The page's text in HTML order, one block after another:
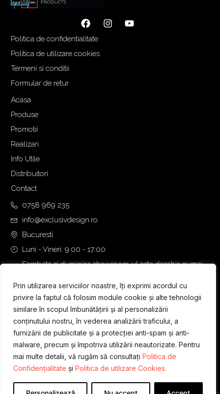
Prin utilizarea serviciilor noastre, îți exprimi acordul cu
privire la faptul că folosim module cookie și alte tehnologii
similare în scopul îmbunătățirii și al personalizării
conținutului nostru, în vederea analizării traficului, a
furnizării de publicitate și a protecției anti-spam și anti-
malware, precum și împotriva utilizării neautorizate. Pentru
mai multe detalii, vă rugăm să consultați Politica de
Confidențialitate și Politica de utilizare Cookies.
Politica de confidentialitate
Politica de utilizare cookies
Termeni si conditii
Formular de retur
Acasa
Produse
Promotii
Realizari
Info Utile
Distribuitori
Contact
0758 969 235
info@exclusivdesign.ro
Bucuresti
Luni - Vineri: 9:00 - 17:00
Sambata si duminica showroom-ul este deschis numai